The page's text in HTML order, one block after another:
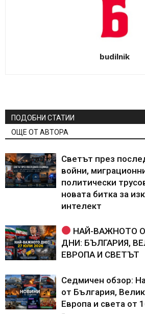
budilnik
ПОДОБНИ СТАТИИ
ОЩЕ ОТ АВТОРА
Светът през
войни,
политически
новата битка за
интелект
НАЙ-ВАЖНОТО
ДНИ: БЪЛГАРИЯ,
ЕВРОПА И СВЕТЪТ
Седмичен обзор:
от България,
Европа и света от